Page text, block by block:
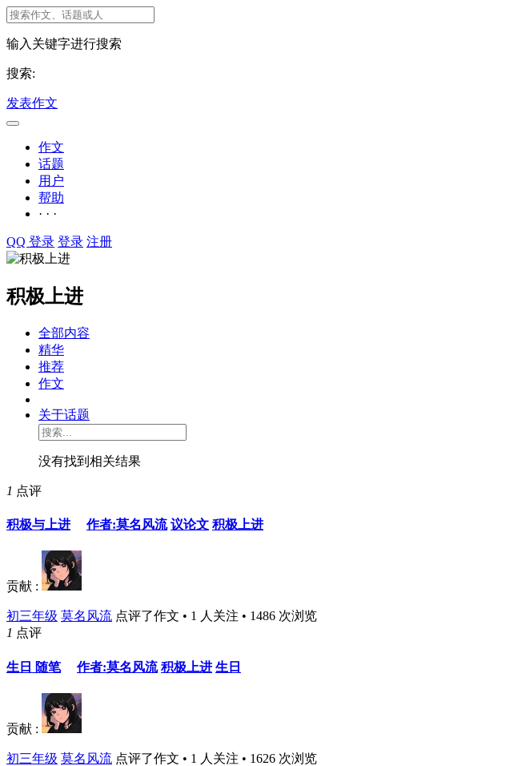
输入关键字进行搜索
搜索:
发表作文
作文
话题
用户
帮助
· · ·
QQ 登录 登录 注册
积极上进
全部内容
精华
推荐
作文
关于话题
没有找到相关结果
1 点评
积极与上进 作者:莫名风流 议论文 积极上进
贡献 :
初三年级 莫名风流 点评了作文 • 1 人关注 • 1486 次浏览
1 点评
生日 随笔 作者:莫名风流 积极上进 生日
贡献 :
初三年级 莫名风流 点评了作文 • 1 人关注 • 1626 次浏览